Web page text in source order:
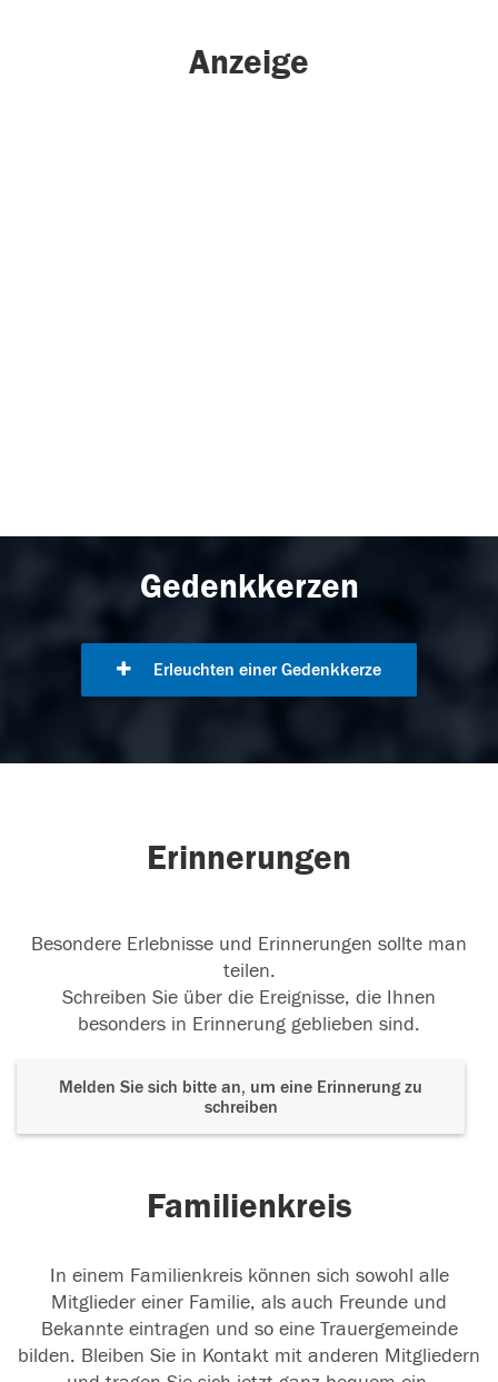
Anzeige
Gedenkkerzen
Erleuchten einer Gedenkkerze
Erinnerungen
Besondere Erlebnisse und Erinnerungen sollte man
teilen.
Schreiben Sie über die Ereignisse, die Ihnen
besonders in Erinnerung geblieben sind.
Melden Sie sich bitte an, um eine Erinnerung zu
schreiben
Familienkreis
In einem Familienkreis können sich sowohl alle
Mitglieder einer Familie, als auch Freunde und
Bekannte eintragen und so eine Trauergemeinde
bilden. Bleiben Sie in Kontakt mit anderen Mitgliedern